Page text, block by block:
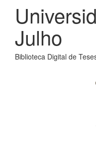
Julho
Biblioteca Digital de